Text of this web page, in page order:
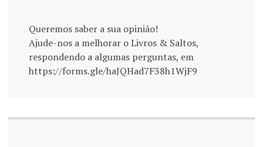
Queremos saber a sua opinião!
Ajude-nos a melhorar o Livros & Saltos,
respondendo a algumas perguntas, em
https://forms.gle/haJQHad7F38h1WjF9